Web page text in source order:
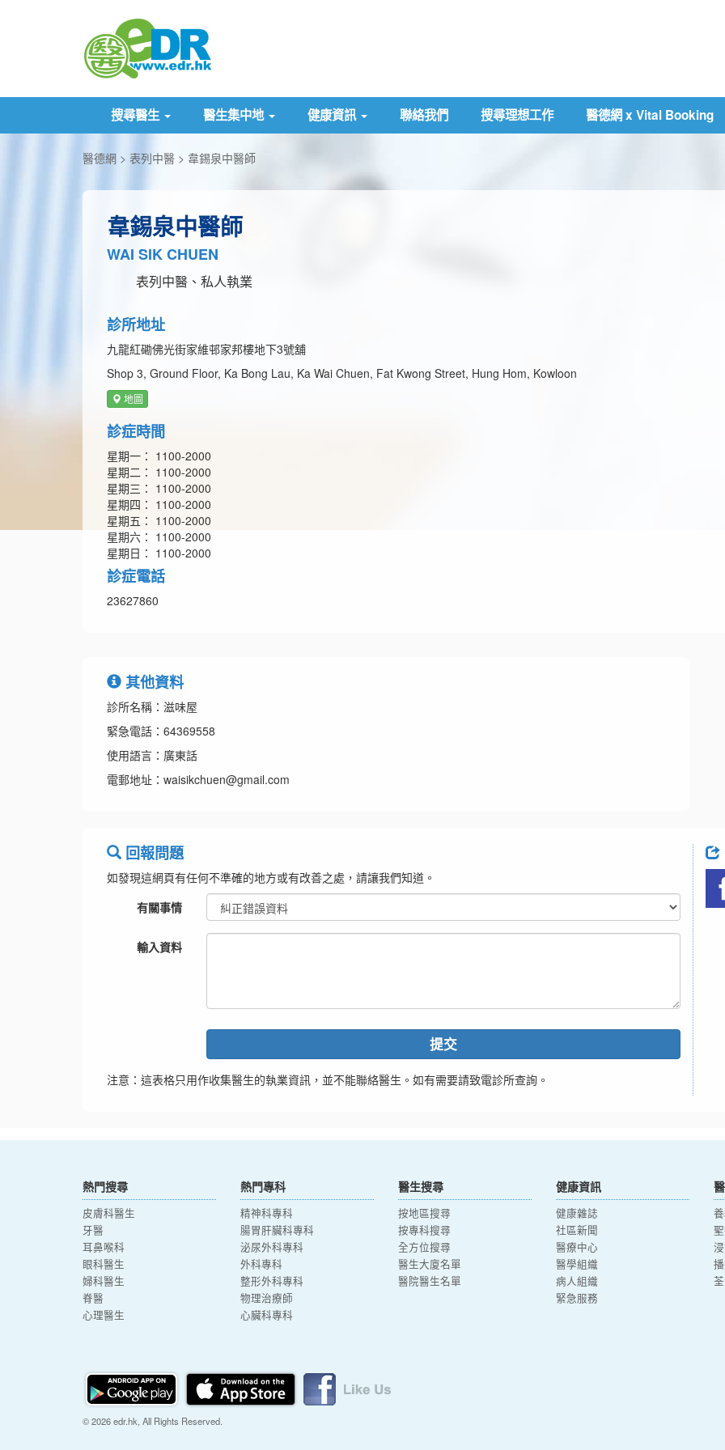
搜尋醫生 醫生集中地 健康資訊 聯絡我們 搜尋理想工作 醫德網 x Vital Booking
醫德網 表列中醫 韋錫泉中醫師
韋錫泉中醫師
WAI SIK CHUEN
表列中醫、私人執業
診所地址
九龍紅磡佛光街家維邨家邦樓地下3號舖
Shop 3, Ground Floor, Ka Bong Lau, Ka Wai Chuen, Fat Kwong Street, Hung Hom, Kowloon
地圖
診症時間
星期一： 1100-2000
星期二： 1100-2000
星期三： 1100-2000
星期四： 1100-2000
星期五： 1100-2000
星期六： 1100-2000
星期日： 1100-2000
診症電話
23627860
其他資料
診所名稱：滋味屋
緊急電話：64369558
使用語言：廣東話
電郵地址：waisikchuen@gmail.com
回報問題
如發現這網頁有任何不準確的地方或有改善之處，請讓我們知道。
有關事情
輸入資料
提交
注意：這表格只用作收集醫生的執業資訊，並不能聯絡醫生。如有需要請致電診所查詢。
熱門搜尋
皮膚科醫生
牙醫
耳鼻喉科
眼科醫生
婦科醫生
脊醫
心理醫生
熱門專科
精神科專科
腸胃肝臟科專科
泌尿外科專科
外科專科
整形外科專科
物理治療師
心臟科專科
醫生搜尋
按地區搜尋
按專科搜尋
全方位搜尋
醫生大廈名單
醫院醫生名單
健康資訊
健康雜誌
社區新聞
醫療中心
醫學組織
病人組織
緊急服務
© 2026 edr.hk, All Rights Reserved.